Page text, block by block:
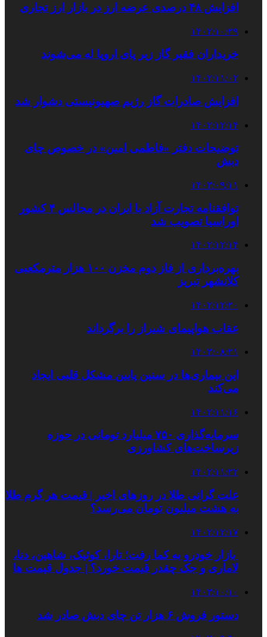
افزایش ۴۸ درصدی عرضه ارز در بازار ارز تجاری
۱۴۰۲/۱۰/۲۹
خریداران فقیر گاز زیر پای اروپا له می‌شوند
۱۴۰۲/۱۱/۰۲
افزایش صادرات گاز رژیم صهیونیستی دشوار شد
۱۴۰۲/۱۲/۱۴
توضیحات دفتر «فاطمی امین» در خصوص چای
دبش
۱۴۰۳/۰۹/۱۱
توافقنامه تجارت آزاد با ایران در مجالس ۴ کشور
اوراسیا تصویب شد
۱۴۰۲/۱۲/۱۴
بهره‌برداری از فاز دوم مخزن ۱۰۰ هزار مترمکعبی
کلانشهر تبریز
۱۴۰۲/۱۲/۲۰
عقاب هواپیمای شیراز را برگرداند
۱۴۰۳/۰۸/۲۱
این بیماری‌ها در سنین پایین مشکل قلبی ایجاد
می‌کند
۱۴۰۲/۱۱/۱۶
سرمایەگذاری ۷۵۰ میلیارد تومانی در حوزە
زیرساخت‌های کشاورزی
۱۴۰۲/۱۱/۲۲
علت گرانی طلا در روزهای اخیر | قیمت هر گرم طلا
به هشت میلیون تومان می‌رسد؟
۱۴۰۲/۱۲/۱۷
بازار خودرو به کما رفت؛ تارا، کوئیک، شاهین، دنا،
لاماری و جک چقدر قیمت خورد؟ | جدول قیمت ها
۱۴۰۳/۱۰/۱۰
دستور فروش ۶ هزار تن چای دبش صادر شد